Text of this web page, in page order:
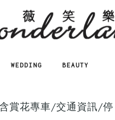
WEDDING BEAUTY
賞花專車/交通資訊/停